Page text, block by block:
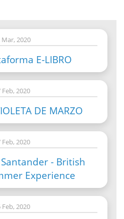
Mar, 2020
E-LIBRO
Feb, 2020
DE MARZO
Feb, 2020
- British
Experience
Feb, 2020